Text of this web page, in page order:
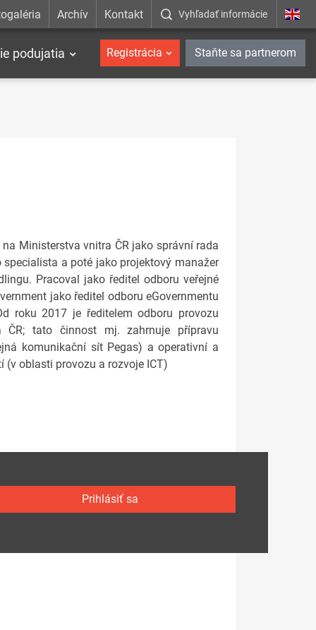
Archív Kontakt Vyhľadať informácie
podujatia Registrácia Staňte sa partnerom
Ministerstva vnitra ČR jako správní rada
a poté jako projektový manažer
Pracoval jako ředitel odboru veřejné
jako ředitel odboru eGovernmentu
roku 2017 je ředitelem odboru provozu
ČR; tato činnost mj. zahrnuje přípravu
komunikační sít Pegas) a operativní a
(v oblasti provozu a rozvoje ICT)
Prihlásiť sa